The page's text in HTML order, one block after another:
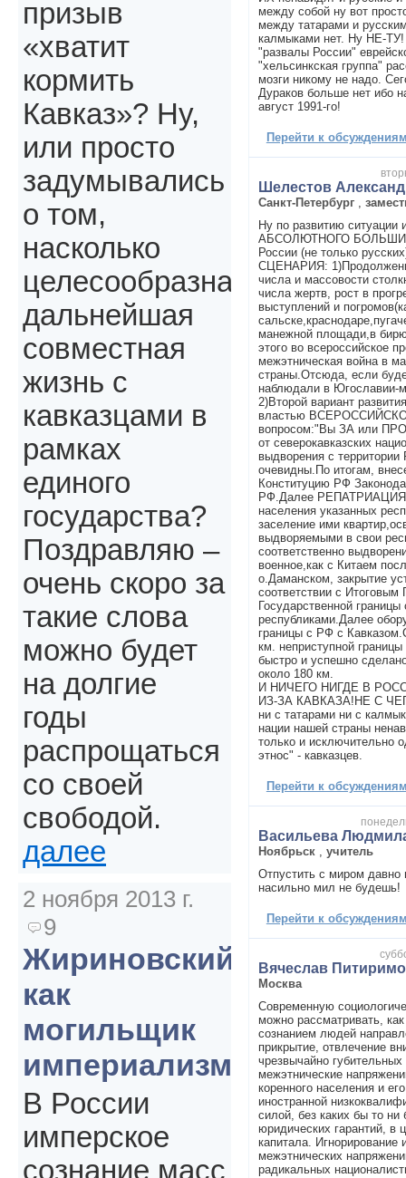
между собой ну вот
между татарами и
калмыками нет. Ну НЕ-ТУ!
"развалы России"
"хельсинкская группа"
мозги никому не надо.
Дураков больше нет ибо
август 1991-го!
Перейти к
Шелестов
Санкт-Петербург
Ну по развитию ситуации
АБСОЛЮТНОГО
России (не только
СЦЕНАРИЯ:
числа и массовости
числа жертв, рост в
выступлений и
манежной площади,в
этого во всероссийское
межэтническая война в
страны.Отсюда, если
наблюдали в Югославии-
2)Второй вариант
властью
вопросом:"Вы ЗА или
от северокавказских
выдворения с территории
очевидны.По итогам,
Конституцию РФ
РФ.Далее РЕПАТРИАЦИЯ
населения указанных
заселение ими
выдворяемыми в свои
соответственно
военное,как с Китаем
о.Даманском, закрытие
соответствии с
Государственной
республиками.Далее
границы с РФ с
км. неприступной
быстро и успешно
около 180 км.
И НИЧЕГО НИГДЕ В
ИЗ-ЗА КАВКАЗА!НЕ С
ни с татарами ни с
нации нашей страны
только и исключительно
этнос" - кавказцев.
Перейти к
Васильева
Ноябрьск
учитель
Отпустить с миром
насильно мил не будешь!
Перейти к
Вячеслав
Москва
Современную
можно рассматривать,
сознанием людей
прикрытие, отвлечение
чрезвычайно
межэтнические
коренного населения и
иностранной
силой, без каких бы то
юридических гарантий, в
капитала. Игнорирование
межэтнических
радикальных
призыв
«хватит
кормить
Кавказ»? Ну,
или просто
задумывались
о том,
насколько
целесообразна
дальнейшая
совместная
жизнь с
кавказцами в
рамках
единого
государства?
Поздравляю –
очень скоро за
такие слова
можно будет
на долгие
годы
распрощаться
со своей
свободой.
далее
2 ноября 2013 г.
9
Жириновский
как
могильщик
империализма
В России
имперское
сознание масс